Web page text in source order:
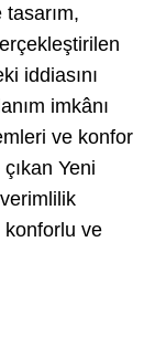
iddiasını
imkânı
ve konfor
Yeni
ve